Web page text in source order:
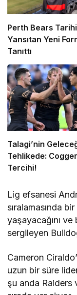
Perth Bears
Yansıtan Yeni
Tanıttı
Talagi’nin
Tehlikede: Cogger
Tercihi!
Lig efsanesi
sıralamasında
yaşayacağını
sergileyen
Cameron
uzun bir süre
şu anda Raiders